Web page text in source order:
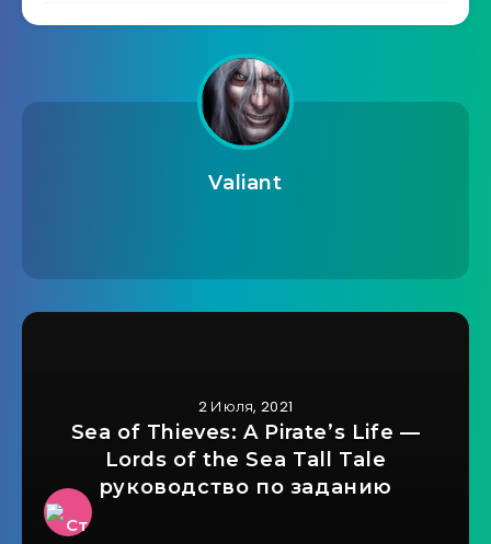
Valiant
2 Июля, 2021
Sea of ​​Thieves: A Pirate’s Life —
Lords of the Sea Tall Tale
руководство по заданию